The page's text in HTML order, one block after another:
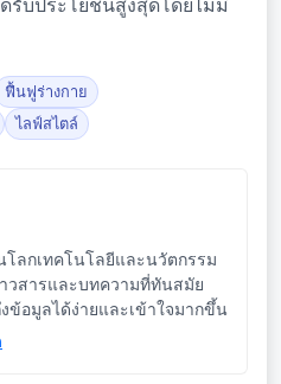
ฟื้นฟูร่างกาย
ไลฟ์สไตล์
โลกเทคโนโลยีและนวัตกรรม
วสารและบทความที่ทันสมัย
ข้อมูลได้ง่ายและเข้าใจมากขึ้น